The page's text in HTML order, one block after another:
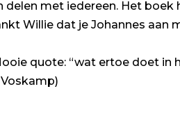
delen met iedereen. Het
Willie dat je Johannes aan
quote: “wat ertoe doet in